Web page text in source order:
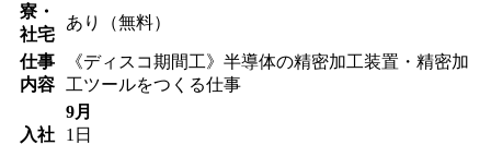
寮・
社宅
あり（無料）
仕事
内容
《ディスコ期間工》半導体の精密加工装置・精密加
工ツールをつくる仕事
入社
9月
1日